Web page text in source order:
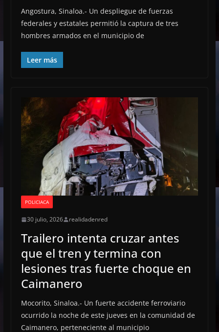
Angostura, Sinaloa.- Un despliegue de fuerzas
federales y estatales permitió la captura de tres
hombres armados en el municipio de
Leer más
POLICIACA
30 julio, 2026 realidadenred
Trailero intenta cruzar antes
que el tren y termina con
lesiones tras fuerte choque en
Caimanero
Mocorito, Sinaloa.- Un fuerte accidente ferroviario
ocurrido la noche de este jueves en la comunidad de
Caimanero, perteneciente al municipio